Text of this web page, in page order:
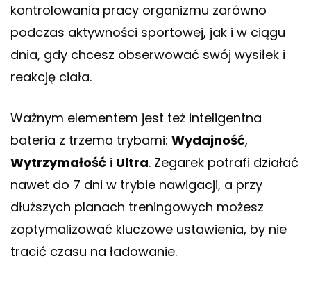
kontrolowania pracy organizmu zarówno
podczas aktywności sportowej, jak i w ciągu
dnia, gdy chcesz obserwować swój wysiłek i
reakcję ciała.
Ważnym elementem jest też inteligentna
bateria z trzema trybami: Wydajność,
Wytrzymałość i Ultra. Zegarek potrafi działać
nawet do 7 dni w trybie nawigacji, a przy
dłuższych planach treningowych możesz
zoptymalizować kluczowe ustawienia, by nie
tracić czasu na ładowanie.